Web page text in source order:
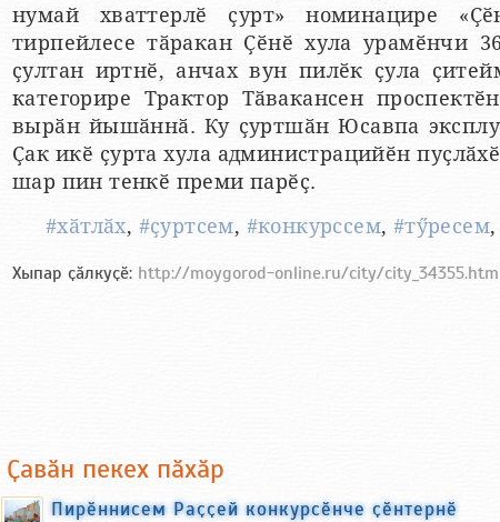
нумай хваттерлӗ ҫурт» номинацире
тирпейлесе тӑракан Ҫӗнӗ хула урамӗнчи
ҫултан иртнӗ, анчах вун пилӗк ҫула
категорире Трактор Тӑвакансен
вырӑн йышӑннӑ. Ку ҫуртшӑн Юсавпа
Ҫак икӗ ҫурта хула администрацийӗн
шар пин тенкӗ преми парӗҫ.
#хӑтлӑх, #ҫуртсем, #конкурссем, #тӳресем,
Хыпар ҫӑлкуҫӗ: http://moygorod-online.ru/city/
Ҫавӑн пекех пӑхӑр
Пирӗннисем Раҫҫей конкурсӗнче ҫӗнтернӗ